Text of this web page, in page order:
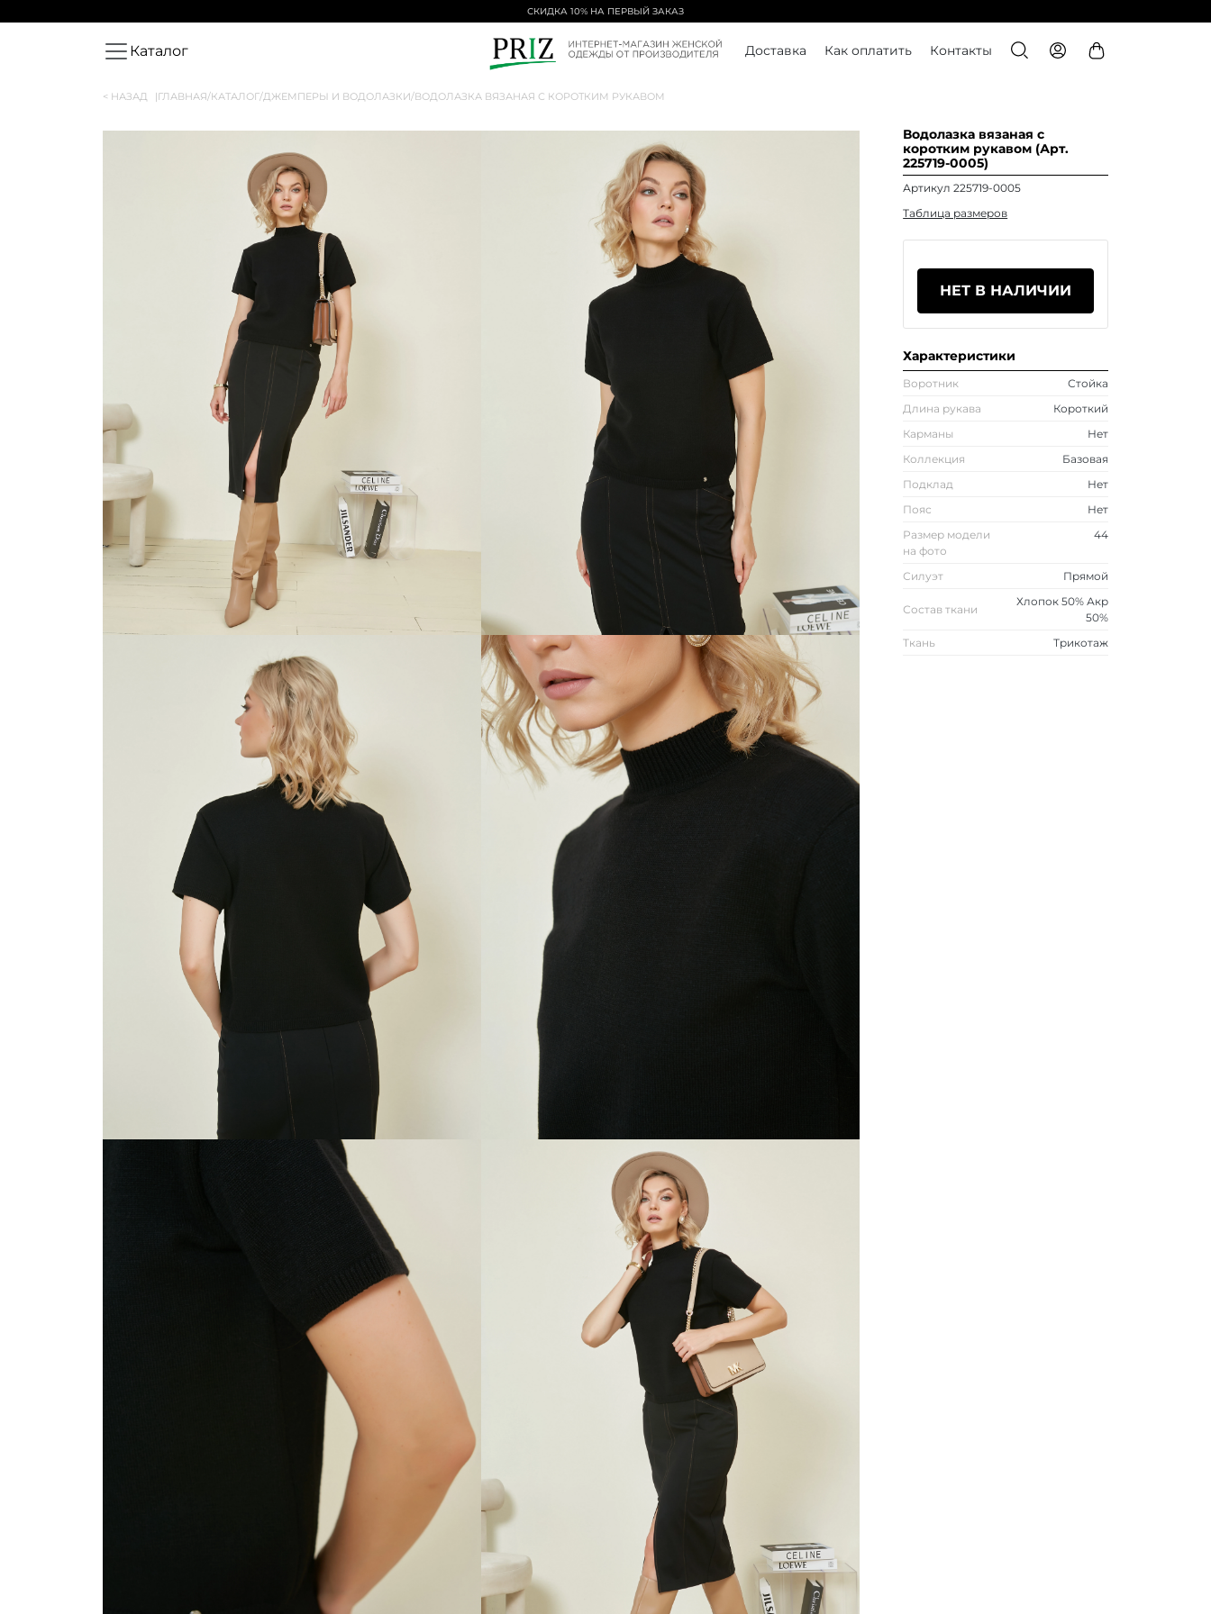
СКИДКА 10% НА ПЕРВЫЙ ЗАКАЗ
Каталог Доставка Как оплатить Контакты
< НАЗАД |ГЛАВНАЯ/КАТАЛОГ/ДЖЕМПЕРЫ И ВОДОЛАЗКИ/ВОДОЛАЗКА ВЯЗАНАЯ С КОРОТКИМ РУКАВОМ
Водолазка вязаная с
коротким рукавом (Арт.
225719-0005)
Артикул 225719-0005
Таблица размеров
НЕТ В НАЛИЧИИ
Характеристики
Воротник
Стойка
Длина рукава
Короткий
Карманы
Нет
Коллекция
Базовая
Подклад
Нет
Пояс
Нет
Размер модели
на фото
44
Силуэт Прямой
Состав ткани
Хлопок 50% Акр
50%
Ткань
Трикотаж